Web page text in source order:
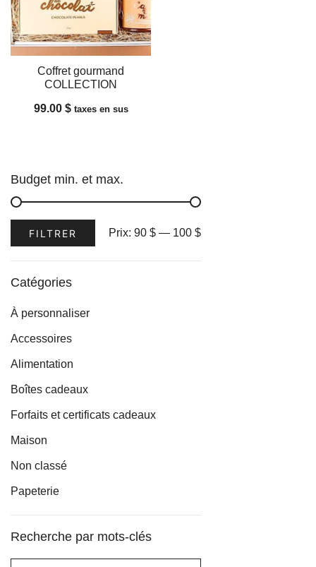
Coffret gourmand
COLLECTION
99.00 $ taxes en sus
Budget min. et max.
FILTRER Prix: 90 $ — 100 $
Catégories
À personnaliser
Accessoires
Alimentation
Boîtes cadeaux
Forfaits et certificats cadeaux
Maison
Non classé
Papeterie
Recherche par mots-clés